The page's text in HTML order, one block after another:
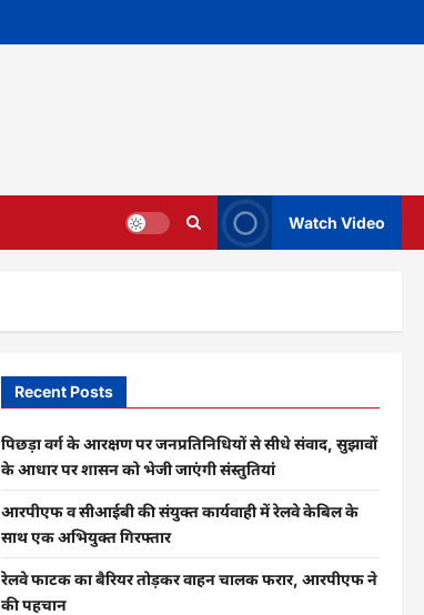
Watch Video
Recent Posts
पिछड़ा वर्ग के आरक्षण पर जनप्रतिनिधियों से सीधे संवाद, सुझावों
के आधार पर शासन को भेजी जाएंगी संस्तुतियां
आरपीएफ व सीआईबी की संयुक्त कार्यवाही में रेलवे केबिल के
साथ एक अभियुक्त गिरफ्तार
रेलवे फाटक का बैरियर तोड़कर वाहन चालक फरार, आरपीएफ ने
की पहचान